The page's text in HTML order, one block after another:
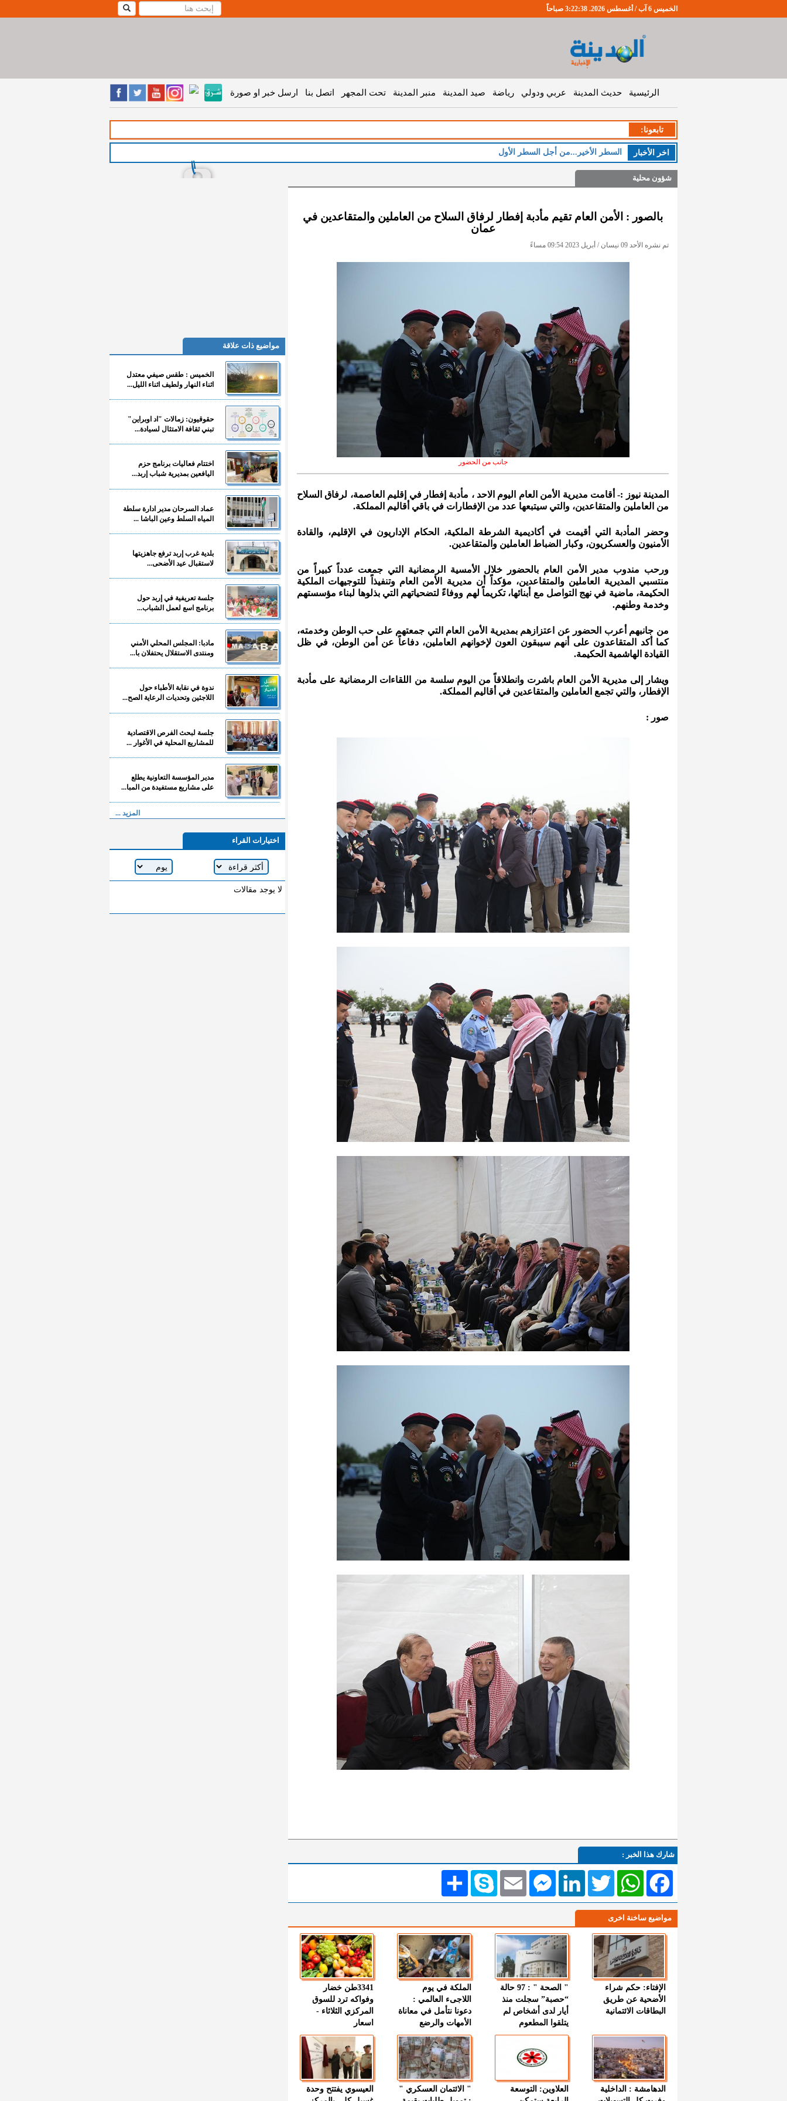
الخميس 6 آب / أغسطس 2026. 3:22:39 صباحاً
الرئيسية حديث المدينة عربي ودولي رياضة صيد المدينة منبر المدينة تحت المجهر اتصل بنا ارسل خبر او صورة
تابعونا:
اخر اﻷخبار الخميس
شؤون محلية
بالصور : الأمن العام تقيم مأدبة إفطار لرفاق السلاح من العاملين والمتقاعدين في
عمان
تم نشره الأحد 09 نيسان / أبريل 2023 09:54 مساءً
جانب من الحضور
المدينة نيوز :- أقامت مديرية الأمن العام اليوم الاحد ، مأدبة إفطار في إقليم العاصمة، لرفاق السلاح
من العاملين والمتقاعدين، والتي سيتبعها عدد من الإفطارات في باقي أقاليم المملكة.
وحضر المأدبة التي أقيمت في أكاديمية الشرطة الملكية، الحكام الإداريون في الإقليم، والقادة
الأمنيون والعسكريون، وكبار الضباط العاملين والمتقاعدين.
ورحب مندوب مدير الأمن العام بالحضور خلال الأمسية الرمضانية التي جمعت عدداً كبيراً من
منتسبي المديرية العاملين والمتقاعدين، مؤكداً أن مديرية الأمن العام وتنفيذاً للتوجيهات الملكية
الحكيمة، ماضية في نهج التواصل مع أبنائها، تكريماً لهم ووفاءً لتضحياتهم التي بذلوها لبناء مؤسستهم
وخدمة وطنهم.
من جانبهم أعرب الحضور عن اعتزازهم بمديرية الأمن العام التي جمعتهم على حب الوطن وخدمته،
كما أكد المتقاعدون على أنهم سيبقون العون لإخوانهم العاملين، دفاعاً عن أمن الوطن، في ظل
القيادة الهاشمية الحكيمة.
ويشار إلى مديرية الأمن العام باشرت وانطلاقاً من اليوم سلسة من اللقاءات الرمضانية على مأدبة
الإفطار، والتي تجمع العاملين والمتقاعدين في أقاليم المملكة.
صور :
شارك هذا الخبر :
انشر Skype EmailMessengerLinkedIn TwitterWhatsAppFacebook
مواضيع ساخنة اخرى
الإفتاء: حكم شراء
الأضحية عن طريق
البطاقات الائتمانية
" الصحة " : 97 حالة
“حصبة” سجلت منذ
أيار لدى أشخاص لم
يتلقوا المطعوم
الملكة في يوم
اللاجىء العالمي :
دعونا نتأمل في معاناة
الأمهات والرضع
3341طن خضار
وفواكه ترد للسوق
المركزي الثلاثاء -
اسعار
الدهامشة : الداخلية
العلاوين: التوسعة
" الائتمان العسكري "
العيسوي يفتتح وحدة
مواضيع ذات علاقة
الخميس : طقس صيفي معتدل
اثناء النهار ولطيف اثناء الليل...
حقوقيون: زمالات "اد اوبراين"
تبني ثقافة الامتثال لسيادة...
اختتام فعاليات برنامج حزم
اليافعين بمديرية شباب إربد...
عماد السرحان مدير ادارة سلطة
المياه السلط وعين الباشا ...
بلدية غرب إربد ترفع جاهزيتها
لاستقبال عيد الأضحى...
جلسة تعريفية في إربد حول
برنامج اسع لعمل الشباب...
مادبا: المجلس المحلي الأمني
ومنتدى الاستقلال يحتفلان با...
ندوة في نقابة الأطباء حول
اللاجئين وتحديات الرعاية الصح...
جلسة لبحث الفرص الاقتصادية
للمشاريع المحلية في الأغوار ...
مدير المؤسسة التعاونية يطلع
على مشاريع مستفيدة من المبا...
المزيد ...
اختيارات القراء
لا يوجد مقالات